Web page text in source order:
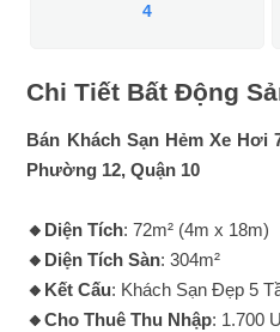
4
Chi Tiết Bất Động
Bán Khách Sạn Hẻm Xe
Phường 12, Quận 10
🔸Diện Tích: 72m² (4m x 18m)
🔸Diện Tích Sàn: 304m²
🔸Kết Cấu: Khách Sạn Đẹp 5
🔸Cho Thuê Thu Nhập: 1.700